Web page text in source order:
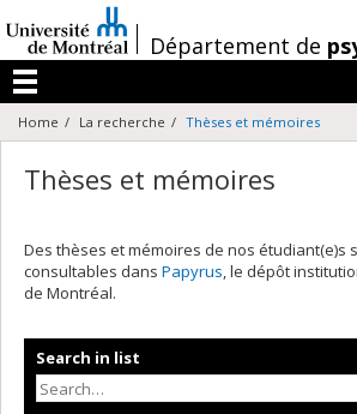
au
contenu
/Département de
Menu
Home La recherche Thèses et mémoires
Thèses et mémoires
Des thèses et mémoires de nos étudiant(e)s
consultables dans Papyrus, le dépôt
de Montréal.
Search in list